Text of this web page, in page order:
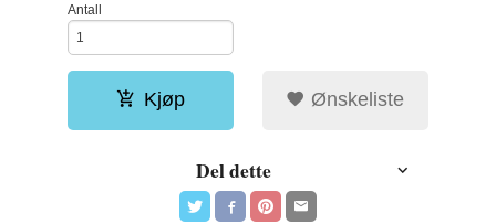
Antall
Kjøp Ønskeliste
Del dette